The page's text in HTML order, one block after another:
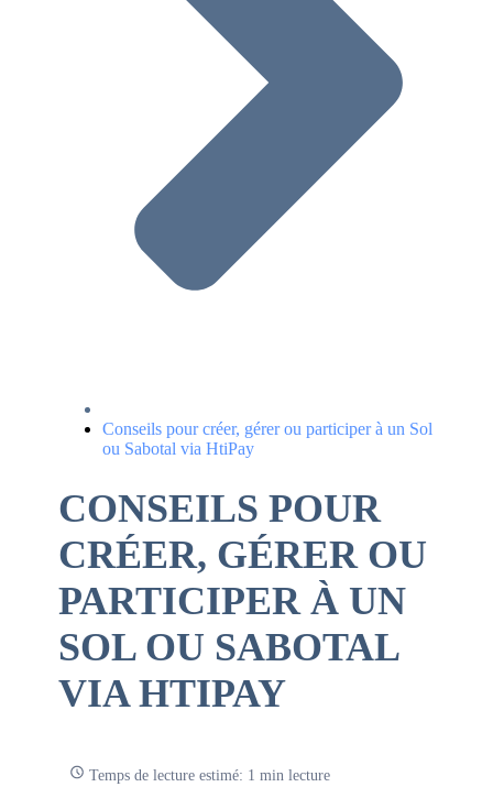
Conseils pour créer, gérer ou participer à un Sol
ou Sabotal via HtiPay
CONSEILS POUR
CRÉER, GÉRER OU
PARTICIPER À UN
SOL OU SABOTAL
VIA HTIPAY
Temps de lecture estimé: 1 min lecture